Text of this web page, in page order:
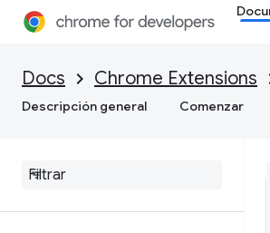
Docs Chrome Extensions
Descripción general Comenzar